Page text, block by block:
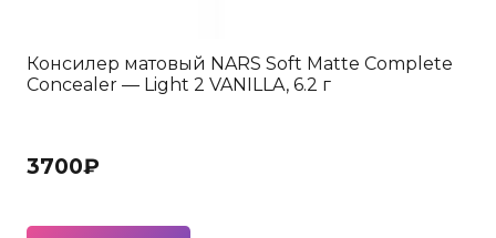
Консилер матовый NARS Soft Matte Complete
Concealer — Light 2 VANILLA, 6.2 г
3700₽